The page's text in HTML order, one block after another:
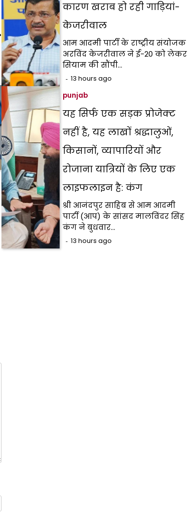
कारण खराब हो रही गाड़ियां-
केजरीवाल
आम आदमी पार्टी के राष्ट्रीय संयोजक
अरविंद केजरीवाल ने ई-20 को लेकर
सियाम की सौंपी…
13 hours ago
punjab
यह सिर्फ एक सड़क प्रोजेक्ट
नहीं है, यह लाखों श्रद्धालुओं,
किसानों, व्यापारियों और
रोजाना यात्रियों के लिए एक
लाइफलाइन है: कंग
श्री आनंदपुर साहिब से आम आदमी
पार्टी (आप) के सांसद मालविंदर सिंह
कंग ने बुधवार…
13 hours ago